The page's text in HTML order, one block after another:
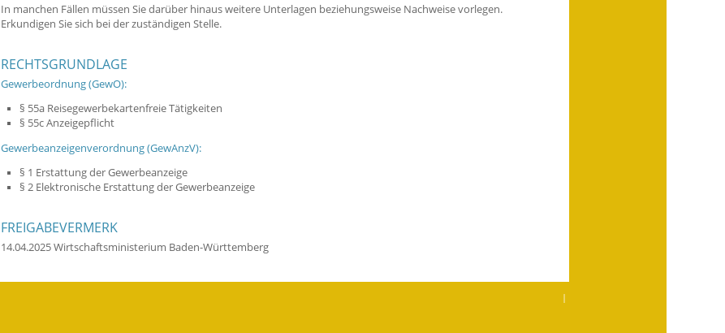
In manchen Fällen müssen Sie darüber hinaus weitere Unterlagen beziehungsweise Nachweise vorlegen.
Erkundigen Sie sich bei der zuständigen Stelle.
RECHTSGRUNDLAGE
Gewerbeordnung (GewO):
§ 55a Reisegewerbekartenfreie Tätigkeiten
§ 55c Anzeigepflicht
Gewerbeanzeigenverordnung (GewAnzV):
§ 1 Erstattung der Gewerbeanzeige
§ 2 Elektronische Erstattung der Gewerbeanzeige
FREIGABEVERMERK
14.04.2025 Wirtschaftsministerium Baden-Württemberg
|